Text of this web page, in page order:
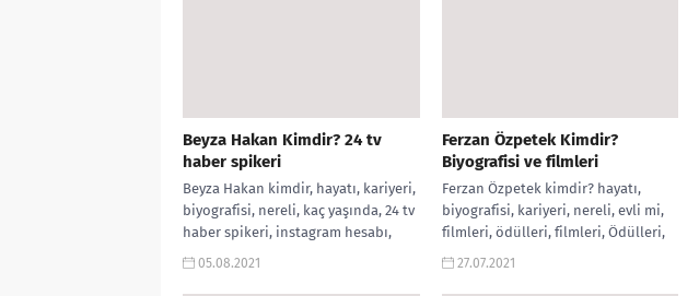
Beyza Hakan Kimdir? 24 tv
haber spikeri
Beyza Hakan kimdir, hayatı, kariyeri,
biyografisi, nereli, kaç yaşında, 24 tv
haber spikeri, instagram hesabı,
twitter hesabı, siyasi görüşü, ekşi,...
05.08.2021
Ferzan Özpetek Kimdir?
Biyografisi ve filmleri
Ferzan Özpetek kimdir? hayatı,
biyografisi, kariyeri, nereli, evli mi,
filmleri, ödülleri, filmleri, Ödülleri,
sanat anlayışı, boyu, kilosu, gibi
27.07.2021